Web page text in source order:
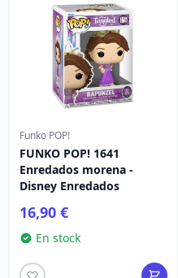
Funko POP!
FUNKO POP! 1641
Enredados morena -
Disney Enredados
16,90 €
En stock